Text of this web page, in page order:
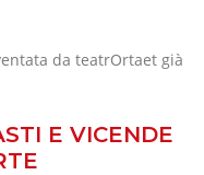
da teatrOrtaet già
E VICENDE